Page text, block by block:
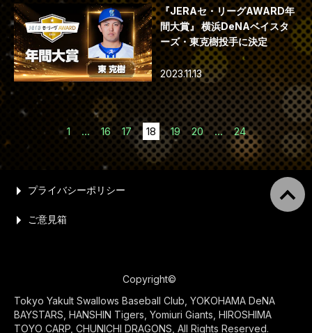
『JERAセ・リーグAWARD年
間大賞』 横浜DeNAベイスタ
ーズ・東克樹投手に決定
2023.11.13
1 ... 16 17 18 19 20 ... 24
プライバシーポリシー
ご意見箱
Copyright©
Tokyo Yakult Swallows Baseball Club, YOKOHAMA DeNA
BAYSTARS, HANSHIN Tigers, Yomiuri Giants, HIROSHIMA
TOYO CARP, CHUNICHI DRAGONS, All Rights Reserved.